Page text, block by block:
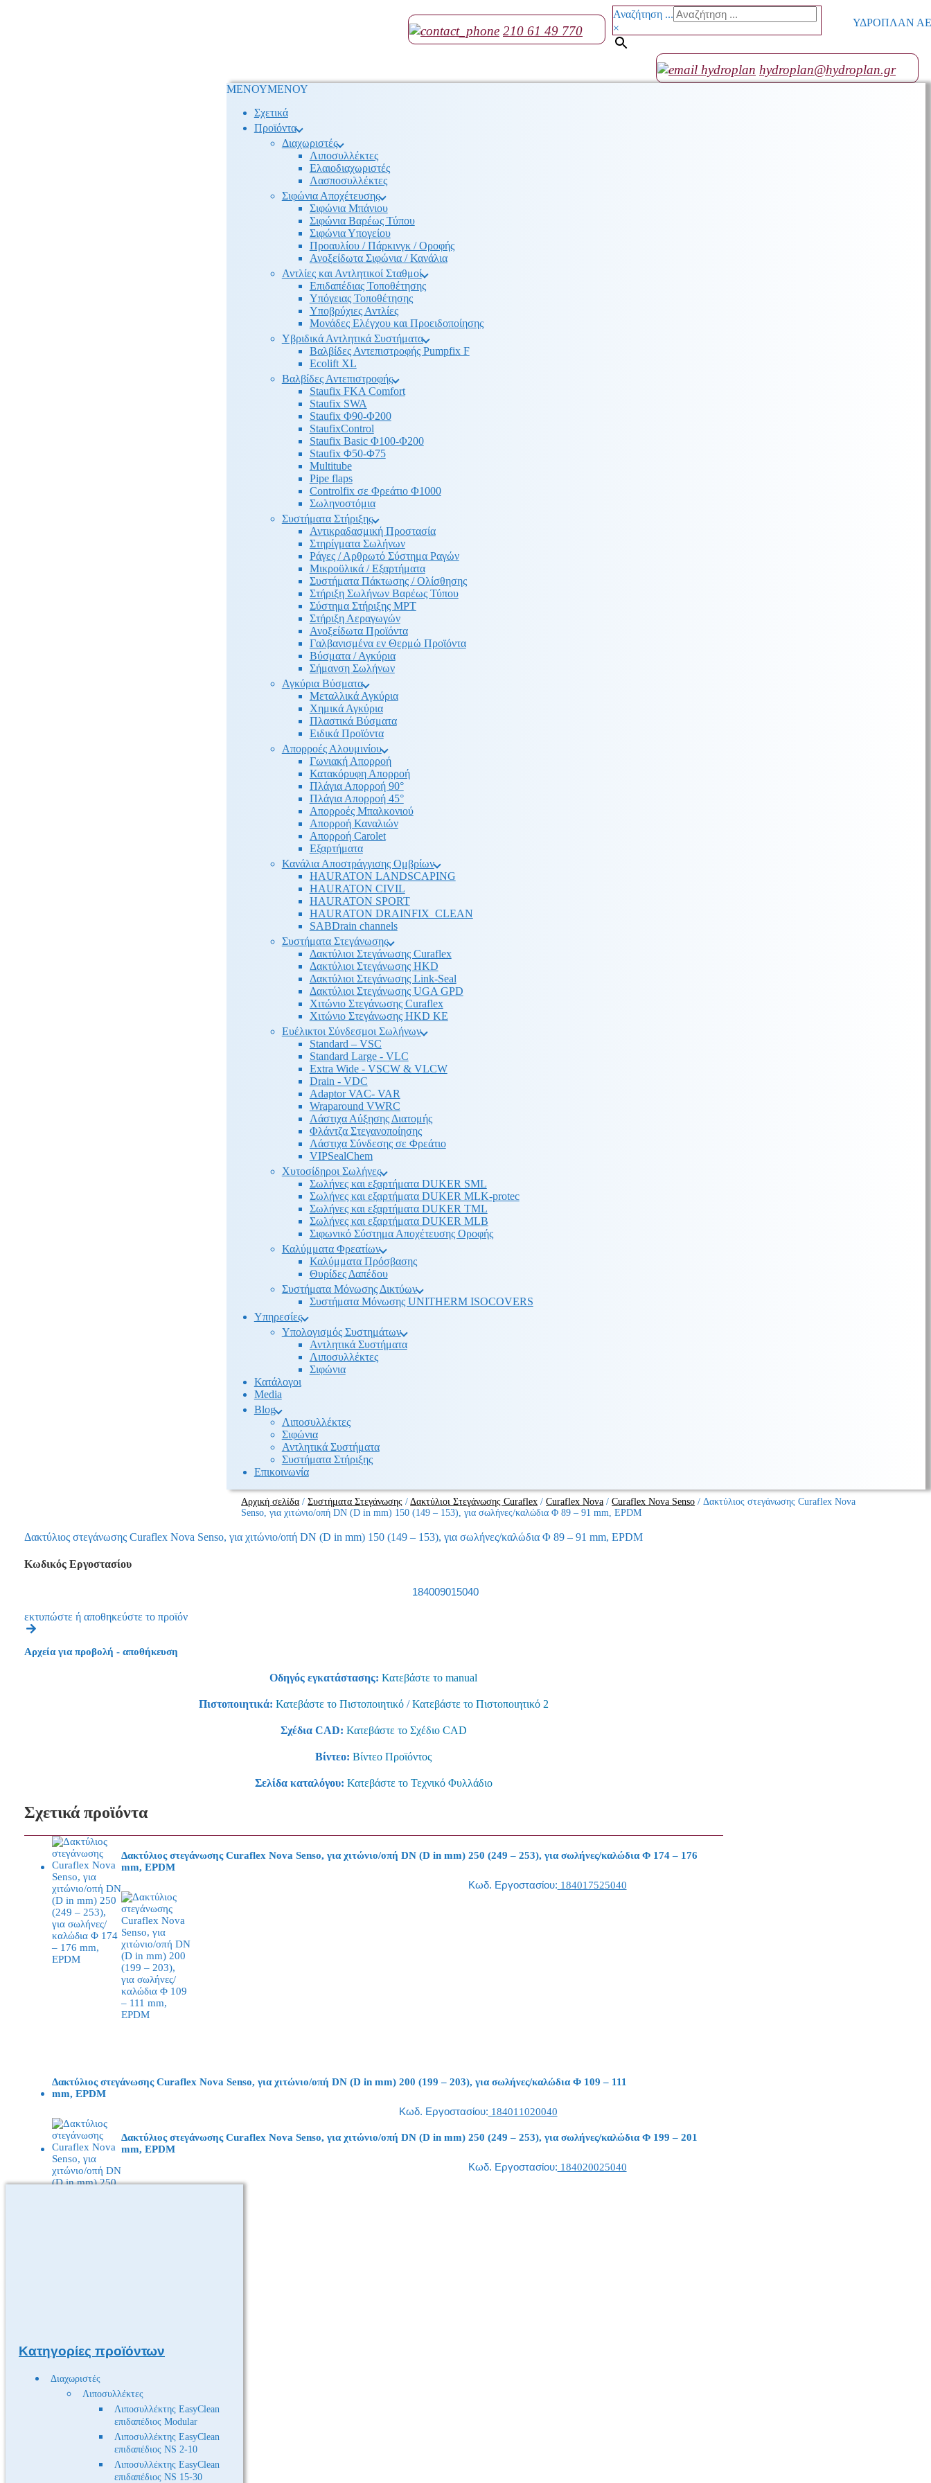
ΥΔΡΟΠΛΑΝ ΑΕ
Αναζήτηση ...
×
210 61 49 770
hydroplan@hydroplan.gr
ΜΕΝΟΥΜΕΝΟΥ
Σχετικά
Προϊόντα
Διαχωριστές
Λιποσυλλέκτες
Ελαιοδιαχωριστές
Λασποσυλλέκτες
Σιφώνια Αποχέτευσης
Σιφώνια Μπάνιου
Σιφώνια Βαρέως Τύπου
Σιφώνια Υπογείου
Προαυλίου / Πάρκινγκ / Οροφής
Ανοξείδωτα Σιφώνια / Κανάλια
Αντλίες και Αντλητικοί Σταθμοί
Επιδαπέδιας Τοποθέτησης
Υπόγειας Τοποθέτησης
Υποβρύχιες Αντλίες
Μονάδες Ελέγχου και Προειδοποίησης
Υβριδικά Αντλητικά Συστήματα
Βαλβίδες Αντεπιστροφής Pumpfix F
Ecolift XL
Βαλβίδες Αντεπιστροφής
Staufix FKA Comfort
Staufix SWA
Staufix Φ90-Φ200
StaufixControl
Staufix Basic Φ100-Φ200
Staufix Φ50-Φ75
Multitube
Pipe flaps
Controlfix σε Φρεάτιο Φ1000
Σωληνοστόμια
Συστήματα Στήριξης
Αντικραδασμική Προστασία
Στηρίγματα Σωλήνων
Ράγες / Αρθρωτό Σύστημα Ραγών
Μικροϋλικά / Εξαρτήματα
Συστήματα Πάκτωσης / Ολίσθησης
Στήριξη Σωλήνων Βαρέως Τύπου
Σύστημα Στήριξης MPT
Στήριξη Αεραγωγών
Ανοξείδωτα Προϊόντα
Γαλβανισμένα εν Θερμώ Προϊόντα
Βύσματα / Αγκύρια
Σήμανση Σωλήνων
Αγκύρια Βύσματα
Μεταλλικά Αγκύρια
Χημικά Αγκύρια
Πλαστικά Βύσματα
Ειδικά Προϊόντα
Απορροές Αλουμινίου
Γωνιακή Απορροή
Κατακόρυφη Απορροή
Πλάγια Απορροή 90°
Πλάγια Απορροή 45°
Απορροές Μπαλκονιού
Απορροή Καναλιών
Απορροή Carolet
Εξαρτήματα
Κανάλια Αποστράγγισης Ομβρίων
HAURATON LANDSCAPING
HAURATON CIVIL
HAURATON SPORT
HAURATON DRAINFIX_CLEAN
SABDrain channels
Συστήματα Στεγάνωσης
Δακτύλιοι Στεγάνωσης Curaflex
Δακτύλιοι Στεγάνωσης HKD
Δακτύλιοι Στεγάνωσης Link-Seal
Δακτύλιοι Στεγάνωσης UGA GPD
Χιτώνιο Στεγάνωσης Curaflex
Χιτώνιο Στεγάνωσης HKD KE
Ευέλικτοι Σύνδεσμοι Σωλήνων
Standard – VSC
Standard Large - VLC
Extra Wide - VSCW & VLCW
Drain - VDC
Adaptor VAC- VAR
Wraparound VWRC
Λάστιχα Αύξησης Διατομής
Φλάντζα Στεγανοποίησης
Λάστιχα Σύνδεσης σε Φρεάτιο
VIPSealChem
Χυτοσίδηροι Σωλήνες
Σωλήνες και εξαρτήματα DUKER SML
Σωλήνες και εξαρτήματα DUKER MLK-protec
Σωλήνες και εξαρτήματα DUKER TML
Σωλήνες και εξαρτήματα DUKER MLB
Σιφωνικό Σύστημα Αποχέτευσης Οροφής
Καλύμματα Φρεατίων
Καλύμματα Πρόσβασης
Θυρίδες Δαπέδου
Συστήματα Μόνωσης Δικτύων
Συστήματα Μόνωσης UNITHERM ISOCOVERS
Υπηρεσίες
Υπολογισμός Συστημάτων
Αντλητικά Συστήματα
Λιποσυλλέκτες
Σιφώνια
Κατάλογοι
Media
Βlog
Λιποσυλλέκτες
Σιφώνια
Αντλητικά Συστήματα
Συστήματα Στήριξης
Επικοινωνία
Αρχική σελίδα /Συστήματα Στεγάνωσης /Δακτύλιοι Στεγάνωσης Curaflex /Curaflex Nova /Curaflex Nova Senso /Δακτύλιος στεγάνωσης Curaflex Nova
Senso, για χιτώνιο/οπή DN (D in mm) 150 (149 – 153), για σωλήνες/καλώδια Φ 89 – 91 mm, EPDM
Δακτύλιος στεγάνωσης Curaflex Nova Senso, για χιτώνιο/οπή DN (D in mm) 150 (149 – 153), για σωλήνες/καλώδια Φ 89 – 91 mm, EPDM
Κωδικός Εργοστασίου
184009015040
εκτυπώστε ή αποθηκεύστε το προϊόν
Αρχεία για προβολή - αποθήκευση
Οδηγός εγκατάστασης: Κατεβάστε το manual
Πιστοποιητικά: Κατεβάστε το Πιστοποιητικό/Κατεβάστε το Πιστοποιητικό 2
Σχέδια CAD: Κατεβάστε το Σχέδιο CAD
Βίντεο: Βίντεο Προϊόντος
Σελίδα καταλόγου: Κατεβάστε το Τεχνικό Φυλλάδιο
Σχετικά προϊόντα
Δακτύλιος στεγάνωσης Curaflex Nova Senso, για χιτώνιο/οπή DN (D in mm) 250 (249 – 253), για σωλήνες/καλώδια Φ 174 – 176
mm, EPDM
Κωδ. Εργοστασίου: 184017525040
Δακτύλιος στεγάνωσης Curaflex Nova Senso, για χιτώνιο/οπή DN (D in mm) 200 (199 – 203), για σωλήνες/καλώδια Φ 109 – 111
mm, EPDM
Κωδ. Εργοστασίου: 184011020040
Δακτύλιος στεγάνωσης Curaflex Nova Senso, για χιτώνιο/οπή DN (D in mm) 250 (249 – 253), για σωλήνες/καλώδια Φ 199 – 201
mm, EPDM
Κωδ. Εργοστασίου: 184020025040
Κατηγορίες προϊόντων
Διαχωριστές
Λιποσυλλέκτες
Λιποσυλλέκτης EasyClean
επιδαπέδιος Modular
Λιποσυλλέκτης EasyClean
επιδαπέδιος NS 2-10
Λιποσυλλέκτης EasyClean
επιδαπέδιος NS 15-30